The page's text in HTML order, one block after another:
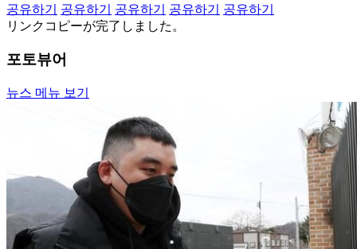
공유하기
공유하기 공유하기 공유하기
공유하기
リンクコピーが完了しました。
포토뷰어
뉴스 메뉴 보기